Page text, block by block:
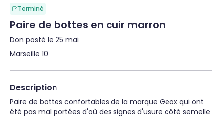
Terminé
Paire de bottes en cuir marron
Don posté le 25 mai
Marseille 10
Description
Paire de bottes confortables de la marque Geox qui ont
été pas mal portées d'où des signes d'usure côté semelle